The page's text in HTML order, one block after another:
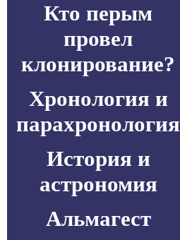
Кто перым
провел
клонирование?
Хронология и
парахронология
История и
астрономия
Альмагест